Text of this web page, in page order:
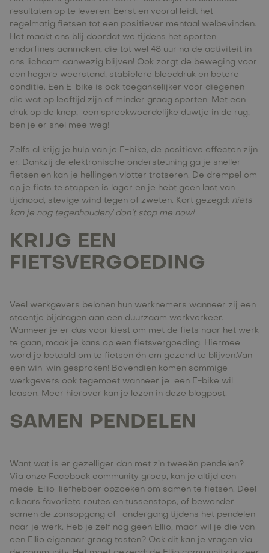
resultaten op te leveren. Eerst en vooral leidt het
regelmatig fietsen tot een positiever mentaal welbevinden.
Het maakt ons blij doordat we tijdens het sporten
endorfines aanmaken, die tot wel 48 uur na de activiteit in
ons lichaam aanwezig blijven! Ook zorgt de beweging voor
een hogere weerstand, stabielere bloeddruk en betere
conditie. Een E-bike is ook toegankelijker voor diegenen
die wat op leeftijd zijn of minder graag sporten. Met een
druk op de knop, een spreekwoordelijke duwtje in de rug,
ben je er snel mee weg!
Zelfs al krijg je hulp van je E-bike, de positieve effecten zijn
er. Dankzij de elektronische ondersteuning ga je sneller
fietsen en kan je hellingen vlotter trotseren. De drempel om
op je fiets te stappen is lager en je hebt geen last van
tijdnood, stevige wind tegen of zweten. Kort gezegd: niets
kan je nog tegenhouden/ don’t stop me now!
KRIJG EEN
FIETSVERGOEDING
Veel werkgevers belonen hun werknemers wanneer zij een
steentje bijdragen aan een duurzaam werkverkeer.
Wanneer je er dus voor kiest om met de fiets naar het werk
te gaan, maak je kans op een fietsvergoeding. Hiermee
word je betaald om te fietsen én om gezond te blijven.Van
een win-win gesproken! Bovendien komen sommige
werkgevers ook tegemoet wanneer je een E-bike wil
leasen. Meer hierover kan je lezen in deze blogpost.
SAMEN PENDELEN
Want wat is er gezelliger dan met z’n tweeën pendelen?
Via onze Facebook community groep, kan je altijd een
mede-Ellio-liefhebber opzoeken om samen te fietsen. Deel
elkaars favoriete routes en tussenstops, of bewonder
samen de zonsopgang of -ondergang tijdens het pendelen
naar je werk. Heb je zelf nog geen Ellio, maar wil je die van
een Ellio eigenaar graag testen? Ook dit kan je vragen via